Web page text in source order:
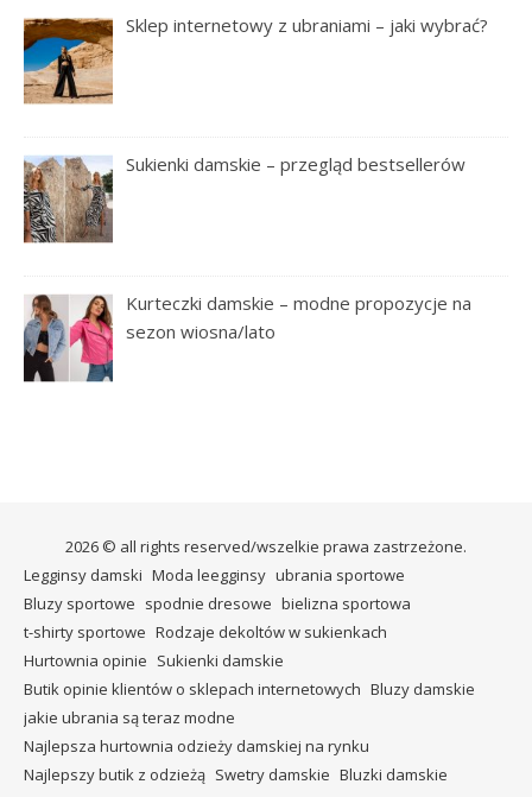
Sklep internetowy z ubraniami – jaki wybrać?
Sukienki damskie – przegląd bestsellerów
Kurteczki damskie – modne propozycje na
sezon wiosna/lato
2026 © all rights reserved/wszelkie prawa zastrzeżone.
Legginsy damski Moda leegginsy ubrania sportowe
Bluzy sportowe spodnie dresowe bielizna sportowa
t-shirty sportowe Rodzaje dekoltów w sukienkach
Hurtownia opinie Sukienki damskie
Butik opinie klientów o sklepach internetowych Bluzy damskie
jakie ubrania są teraz modne
Najlepsza hurtownia odzieży damskiej na rynku
Najlepszy butik z odzieżą Swetry damskie Bluzki damskie